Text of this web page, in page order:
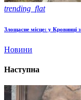
trending_flat
Злощасне місце: у Кровинці
Новини
Наступна